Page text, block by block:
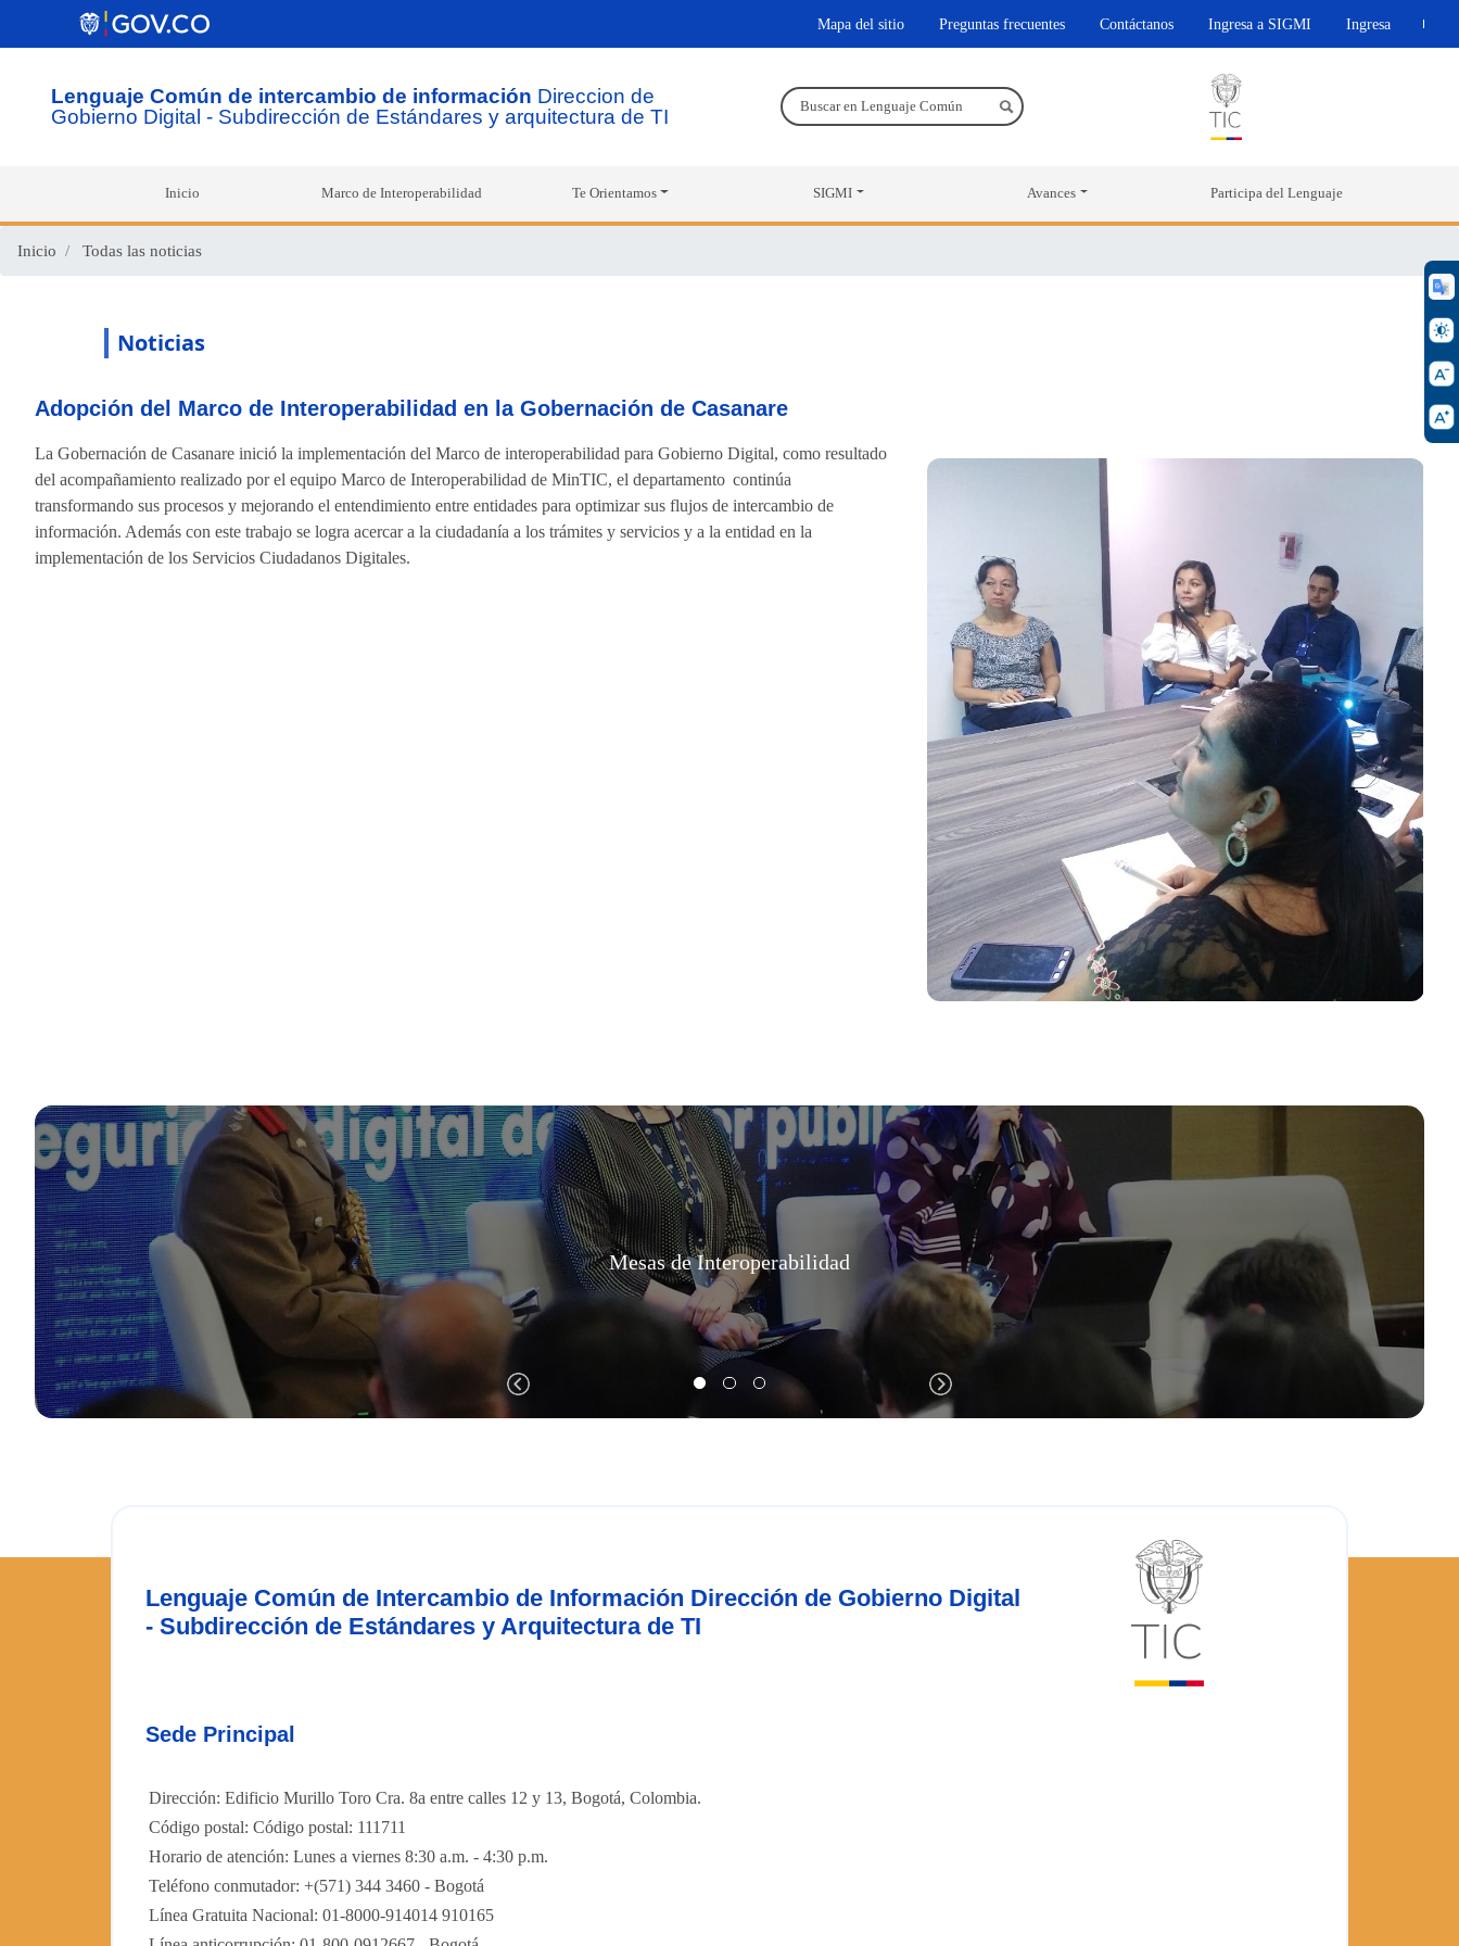
principal
Mapa del sitio Preguntas frecuentes Contáctanos Ingresa a SIGMI Ingresa
Lenguaje Común de intercambio de información Direccion de
Gobierno Digital - Subdirección de Estándares y arquitectura de TI
Inicio Marco de Interoperabilidad Te Orientamos SIGMI Avances Participa del Lenguaje
Inicio Todas las noticias
Noticias
Adopción del Marco de Interoperabilidad en la Gobernación de Casanare
La Gobernación de Casanare inició la implementación del Marco de interoperabilidad para Gobierno Digital, como resultado
del acompañamiento realizado por el equipo Marco de Interoperabilidad de MinTIC, el departamento continúa
transformando sus procesos y mejorando el entendimiento entre entidades para optimizar sus flujos de intercambio de
información. Además con este trabajo se logra acercar a la ciudadanía a los trámites y servicios y a la entidad en la
implementación de los Servicios Ciudadanos Digitales.
Mesas de Interoperabilidad
Lenguaje Común de Intercambio de Información Dirección de Gobierno Digital
- Subdirección de Estándares y Arquitectura de TI
Sede Principal
Dirección: Edificio Murillo Toro Cra. 8a entre calles 12 y 13, Bogotá, Colombia.
Código postal: Código postal: 111711
Horario de atención: Lunes a viernes 8:30 a.m. - 4:30 p.m.
Teléfono conmutador: +(571) 344 3460 - Bogotá
Línea Gratuita Nacional: 01-8000-914014 910165